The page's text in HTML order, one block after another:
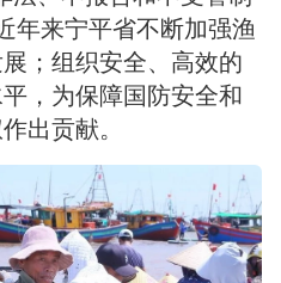
年来宁平省不断加强渔
；组织安全、高效的
，为保障国防安全和
出贡献。